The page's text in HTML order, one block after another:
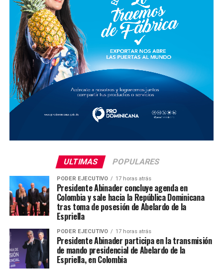
ULTIMAS POPULARES
PODER EJECUTIVO 17 horas atrás
Presidente Abinader concluye agenda en
Colombia y sale hacia la República Dominicana
tras toma de posesión de Abelardo de la
Espriella
PODER EJECUTIVO 17 horas atrás
Presidente Abinader participa en la transmisión
de mando presidencial de Abelardo de la
Espriella, en Colombia